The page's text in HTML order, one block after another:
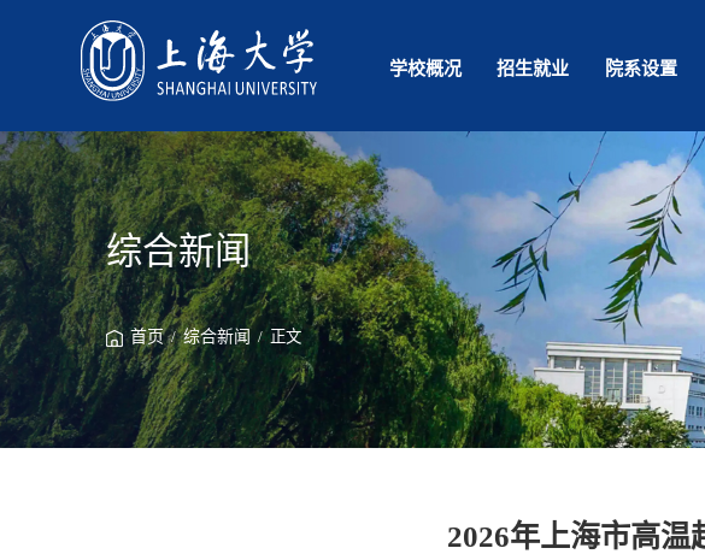
学校概况 招生就业 院系设置
综合新闻
首页/综合新闻 / 正文
2026年上海市高